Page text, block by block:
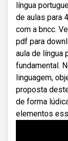
língua
de aulas para
com a bncc.
pdf para
aula de língua
fundamental.
linguagem,
proposta
de forma
elementos